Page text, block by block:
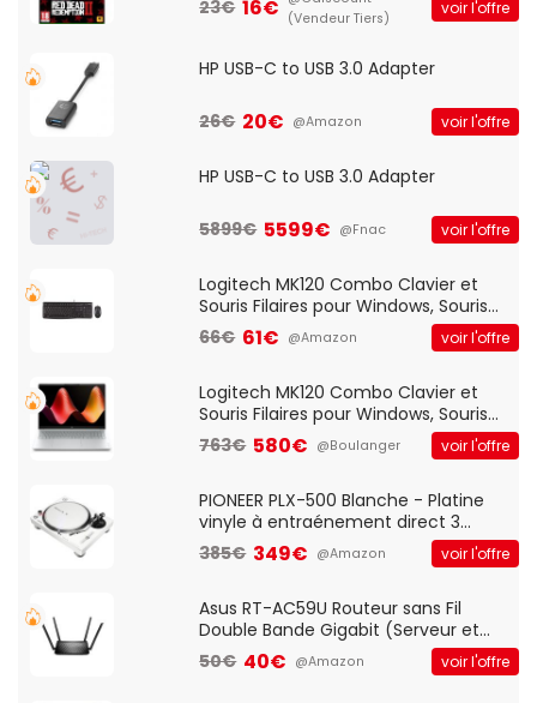
23€ 16€ (Vendeur Tiers)
voir l'offre
HP USB-C to USB 3.0 Adapter
26€ 20€ @Amazon voir l'offre
HP USB-C to USB 3.0 Adapter
5899€ 5599€ @Fnac voir l'offre
Logitech MK120 Combo Clavier et
Souris Filaires pour Windows, Souris
Optique Filaire, Connexion USB Plug
And Play, Confortable, Taille
QWERTY UK - Noir
66€ 61€ @Amazon voir l'offre
Logitech MK120 Combo Clavier et
Souris Filaires pour Windows, Souris
Optique Filaire, Connexion USB Plug
And Play, Confortable, Taille
QWERTY UK - Noir
763€ 580€ @Boulanger voir l'offre
PIONEER PLX-500 Blanche - Platine
vinyle à entraénement direct 3
vitesses (33-45-78 trs/min) avec
pre-ampli intégré et port USB
385€ 349€ @Amazon voir l'offre
Asus RT-AC59U Routeur sans Fil
Double Bande Gigabit (Serveur et
Client VPN, Triple Vlan, Mode Point
d'accès et Bridge, contrôle Parental,
50€ 40€ @Amazon voir l'offre